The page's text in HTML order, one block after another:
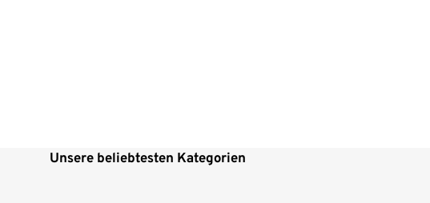
Unsere beliebtesten Kategorien